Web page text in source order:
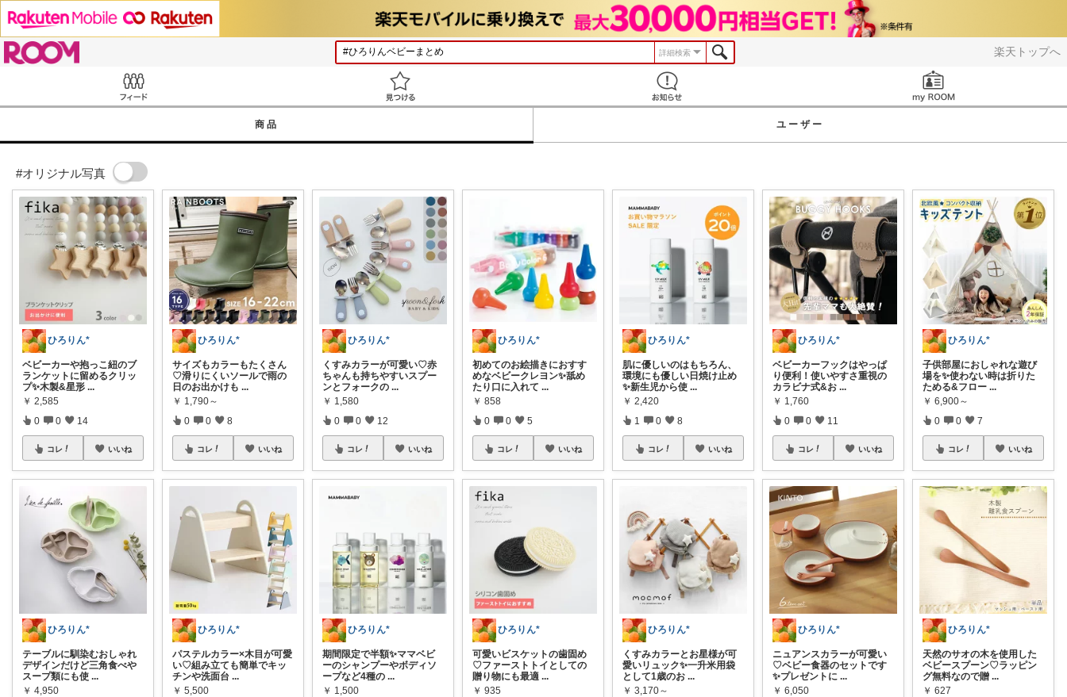
楽天トップへ
詳細検索
商品 ユーザー
#オリジナル写真
ひろりん*
ベビーカーや抱っこ紐のブ
ランケットに留めるクリッ
プ✨木製&星形 ...
￥ 2,585
0 0 14
コレ いいね
ひろりん*
テーブルに馴染むおしゃれ
デザインだけど三角食べや
スープ類にも使 ...
￥ 4,950
ひろりん*
サイズもカラーもたくさん
♡滑りにくいソールで雨の
日のお出かけも ...
￥ 1,790～
0 0 8
コレ いいね
ひろりん*
パステルカラー×木目が可愛
い♡組み立ても簡単でキッ
チンや洗面台 ...
￥ 5,500
ひろりん*
くすみカラーが可愛い♡赤
ちゃんも持ちやすいスプー
ンとフォークの ...
￥ 1,580
0 0 12
コレ いいね
ひろりん*
期間限定で半額✨ママベビ
ーのシャンプーやボディソ
ープなど4種の ...
￥ 1,500
ひろりん*
初めてのお絵描きにおすす
めなベビークレヨン✨舐め
たり口に入れて ...
￥ 858
0 0 5
コレ いいね
ひろりん*
可愛いビスケットの歯固め
♡ファーストトイとしての
贈り物にも最適 ...
￥ 935
ひろりん*
肌に優しいのはもちろん、
環境にも優しい日焼け止め
✨新生児から使 ...
￥ 2,420
1 0 8
コレ いいね
ひろりん*
くすみカラーとお星様が可
愛いリュック✨一升米用袋
として1歳のお ...
￥ 3,170～
ひろりん*
ベビーカーフックはやっぱ
り便利！使いやすさ重視の
カラビナ式&お ...
￥ 1,760
0 0 11
コレ いいね
ひろりん*
ニュアンスカラーが可愛い
♡ベビー食器のセットです
✨プレゼントに ...
￥ 6,050
ひろりん*
子供部屋におしゃれな遊び
場を✨使わない時は折りた
ためる&フロー ...
￥ 6,900～
0 0 7
コレ いいね
ひろりん*
天然のサオの木を使用した
ベビースプーン♡ラッピン
グ無料なので贈 ...
￥ 627